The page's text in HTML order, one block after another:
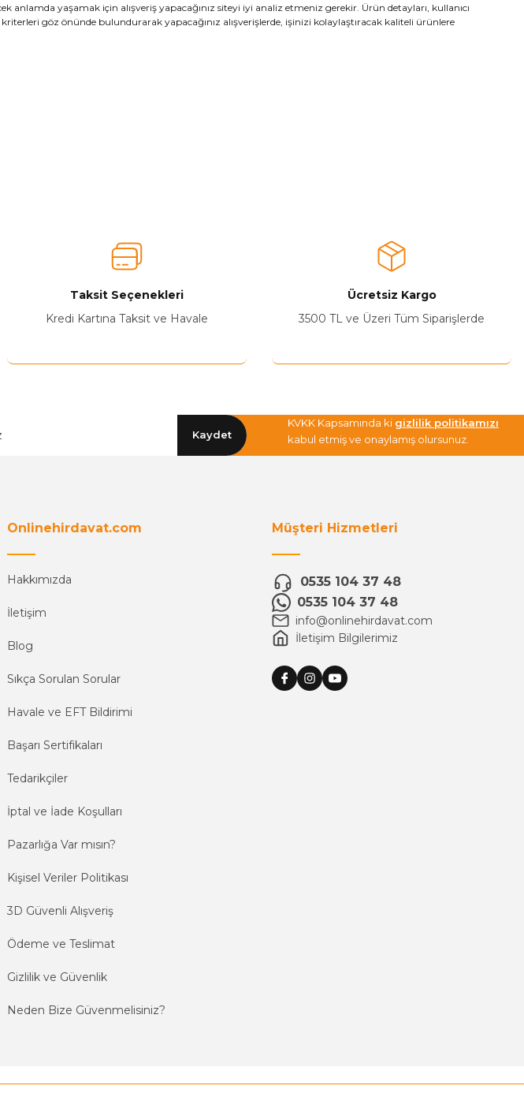
yaşamak için alışveriş yapacağınız siteyi iyi analiz etmeniz gerekir. Ürün detayları, kullanıcı
göz önünde bulundurarak yapacağınız alışverişlerde, işinizi kolaylaştıracak kaliteli ürünlere
Taksit Seçenekleri
Kredi Kartına Taksit ve Havale
Ücretsiz Kargo
3500 TL ve Üzeri Tüm Siparişlerde
Kaydet
KVKK Kapsamında ki gizlilik politikamızı
kabul etmiş ve onaylamış olursunuz.
Onlinehirdavat.com
Hakkımızda
İletişim
Blog
Sıkça Sorulan Sorular
Havale ve EFT Bildirimi
Başarı Sertifikaları
Tedarikçiler
İptal ve İade Koşulları
Pazarlığa Var mısın?
Kişisel Veriler Politikası
3D Güvenli Alışveriş
Ödeme ve Teslimat
Gizlilik ve Güvenlik
Neden Bize Güvenmelisiniz?
Müşteri Hizmetleri
0535 104 37 48
0535 104 37 48
info@onlinehirdavat.com
İletişim Bilgilerimiz